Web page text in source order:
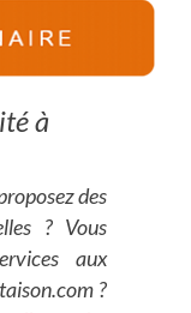
à
des
? Vous
aux
?